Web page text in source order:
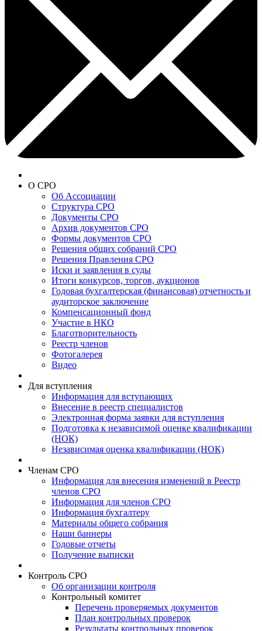
О СРО
Об Ассоциации
Структура СРО
Документы СРО
Архив документов СРО
Формы документов СРО
Решения общих собраний СРО
Решения Правления СРО
Иски и заявления в суды
Итоги конкурсов, торгов, аукционов
Годовая бухгалтерская (финансовая) отчетность и
аудиторское заключение
Компенсационный фонд
Участие в НКО
Благотворительность
Реестр членов
Фотогалерея
Видео
Для вступления
Информация для вступающих
Внесение в реестр специалистов
Электронная форма заявки для вступления
Подготовка к независимой оценке квалификации
(НОК)
Независимая оценка квалификации (НОК)
Членам СРО
Информация для внесения изменений в Реестр
членов СРО
Информация для членов СРО
Информация бухгалтеру
Материалы общего собрания
Наши баннеры
Годовые отчеты
Получение выписки
Контроль СРО
Об организации контроля
Контрольный комитет
Перечень проверяемых документов
План контрольных проверок
Результаты контрольных проверок